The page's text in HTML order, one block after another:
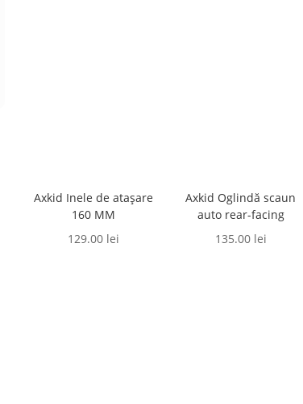
Axkid Inele de atașare
160 MM
129.00 lei
Axkid Oglindă scaun
auto rear-facing
135.00 lei